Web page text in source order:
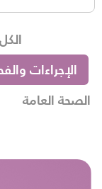
الكل
الإجراءات
الصحة العامة